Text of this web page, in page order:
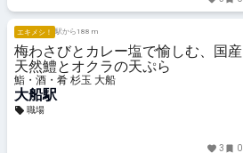
エキメシ！ 駅から188 m
梅わさびとカレー塩で愉しむ、国産
天然鱧とオクラの天ぷら
鮨・酒・肴 杉玉 大船
大船駅
職場
3 0